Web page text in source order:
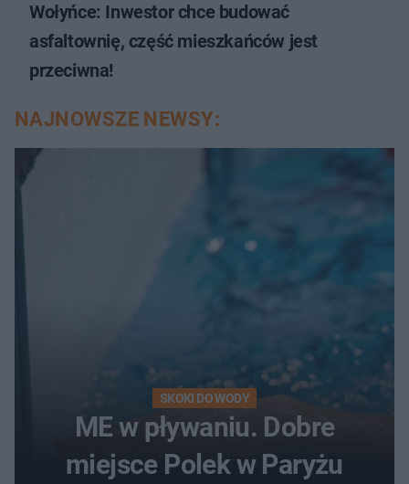
Wołyńce: Inwestor chce budować
asfaltownię, część mieszkańców jest
przeciwna!
NAJNOWSZE NEWSY:
SKOKI DO WODY
ME w pływaniu. Dobre
miejsce Polek w Paryżu